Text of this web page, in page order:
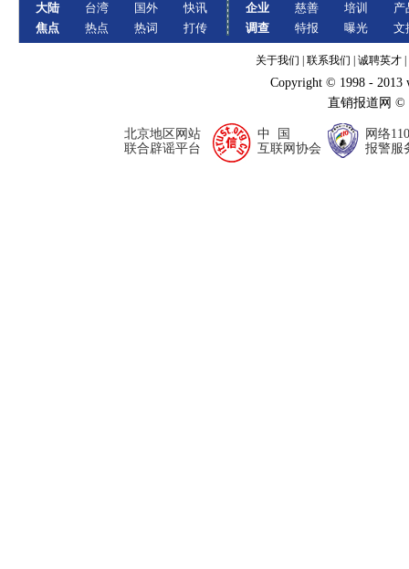
大陆
焦点
台湾
热点
国外
热词
快讯
打传
企业
调查
慈善
特报
培训
曝光
产
文
关于我们 联系我们 诚聘英才
Copyright © 1998 - 2013
直销报道网
北京地区网站
联合辟谣平台
中 国
互联网协会
网络110
报警服